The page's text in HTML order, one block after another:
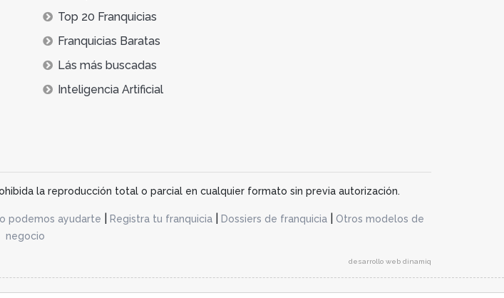
Top 20 Franquicias
Franquicias Baratas
Lás más buscadas
Inteligencia Artificial
la reproducción total o parcial en cualquier formato sin previa autorización.
podemos ayudarte Registra tu franquicia| Dossiers de franquicia|
Otros modelos de
negocio
desarrollo web dinamiq